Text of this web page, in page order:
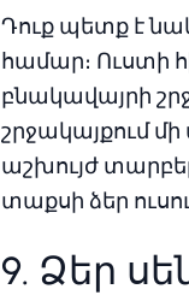
Դուք պետք է
համար։ Ուստի
բնակավայրի
շրջակայքում
աշխույժ
տաքսի ձեր
9. Ձեր